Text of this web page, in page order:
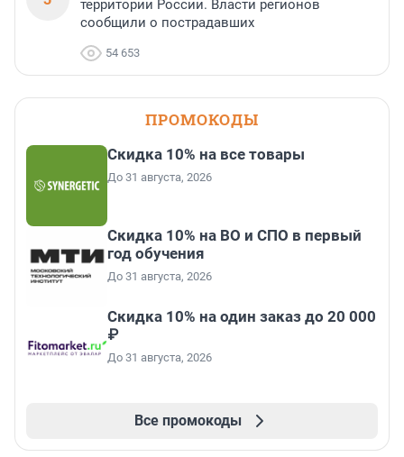
территории России. Власти регионов
сообщили о пострадавших
54 653
ПРОМОКОДЫ
Скидка 10% на все товары
До 31 августа, 2026
Скидка 10% на ВО и СПО в первый
год обучения
До 31 августа, 2026
Скидка 10% на один заказ до 20 000
₽
До 31 августа, 2026
Все промокоды